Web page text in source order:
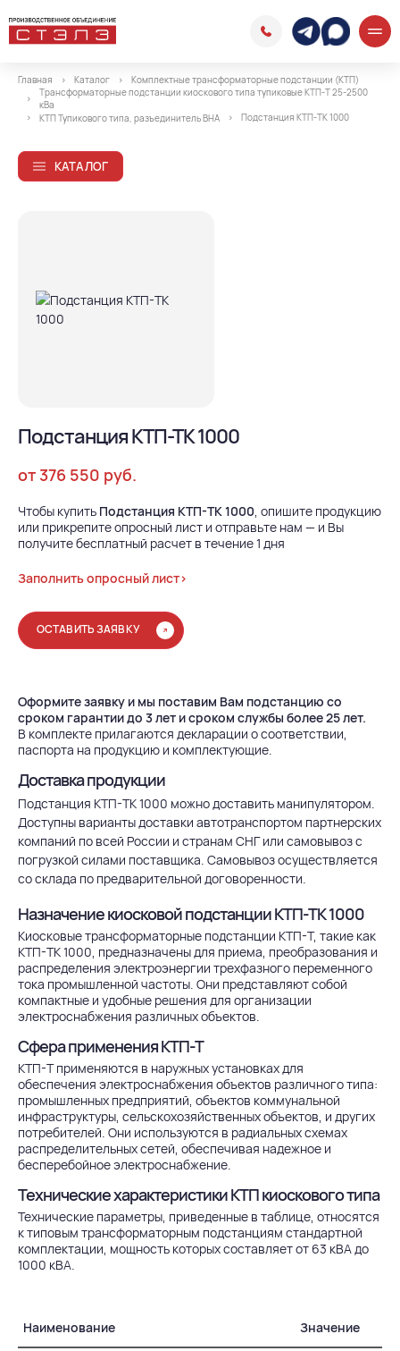
Главная Каталог
Комплектные трансформаторные подстанции (КТП)
Трансформаторные подстанции киоскового типа тупиковые КТП-Т 25-2500
кВа
КТП Тупикового типа, разъединитель ВНА
Подстанция КТП-ТК 1000
КАТАЛОГ
Подстанция КТП-ТК 1000
от 376 550 руб.
Чтобы купить Подстанция КТП-ТК 1000, опишите продукцию
или прикрепите опросный лист и отправьте нам — и Вы
получите бесплатный расчет в течение 1 дня
Заполнить опросный лист>
ОСТАВИТЬ ЗАЯВКУ
Оформите заявку и мы поставим Вам подстанцию со
сроком гарантии до 3 лет и сроком службы более 25 лет.
В комплекте прилагаются декларации о соответствии,
паспорта на продукцию и комплектующие.
Доставка продукции
Подстанция КТП-ТК 1000 можно доставить манипулятором.
Доступны варианты доставки автотранспортом партнерских
компаний по всей России и странам СНГ или самовывоз с
погрузкой силами поставщика. Самовывоз осуществляется
со склада по предварительной договоренности.
Назначение киосковой подстанции КТП-ТК 1000
Киосковые трансформаторные подстанции КТП-Т, такие как
КТП-ТК 1000, предназначены для приема, преобразования и
распределения электроэнергии трехфазного переменного
тока промышленной частоты. Они представляют собой
компактные и удобные решения для организации
электроснабжения различных объектов.
Сфера применения КТП-Т
КТП-Т применяются в наружных установках для
обеспечения электроснабжения объектов различного типа:
промышленных предприятий, объектов коммунальной
инфраструктуры, сельскохозяйственных объектов, и других
потребителей. Они используются в радиальных схемах
распределительных сетей, обеспечивая надежное и
бесперебойное электроснабжение.
Технические характеристики КТП киоскового типа
Технические параметры, приведенные в таблице, относятся
к типовым трансформаторным подстанциям стандартной
комплектации, мощность которых составляет от 63 кВА до
1000 кВА.
Наименование
Значение